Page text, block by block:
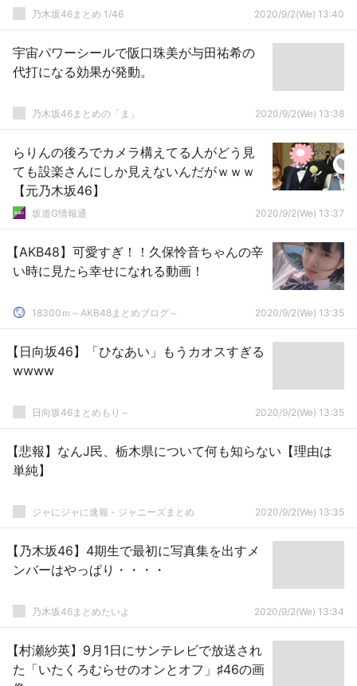
乃木坂46まとめ 1/46 2020/9/2(We) 13:40
宇宙パワーシールで阪口珠美が与田祐希の
代打になる効果が発動。
乃木坂46まとめの「ま」 2020/9/2(We) 13:38
らりんの後ろでカメラ構えてる人がどう見
ても設楽さんにしか見えないんだがｗｗｗ
【元乃木坂46】
坂道G情報通 2020/9/2(We) 13:37
【AKB48】可愛すぎ！！久保怜音ちゃんの辛
い時に見たら幸せになれる動画！
18300ｍ～AKB48まとめブログ～ 2020/9/2(We) 13:35
【日向坂46】「ひなあい」もうカオスすぎる
wwww
日向坂46まとめもり～ 2020/9/2(We) 13:35
【悲報】なんJ民、栃木県について何も知らない【理由は
単純】
ジャにジャに速報 - ジャニーズまとめ 2020/9/2(We) 13:35
【乃木坂46】4期生で最初に写真集を出すメ
ンバーはやっぱり・・・・
乃木坂46まとめたいよ 2020/9/2(We) 13:34
【村瀬紗英】9月1日にサンテレビで放送され
た「いたくろむらせのオンとオフ」♯46の画